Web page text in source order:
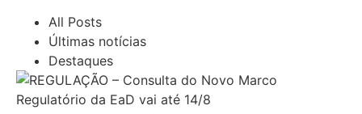
All Posts
Últimas notícias
Destaques